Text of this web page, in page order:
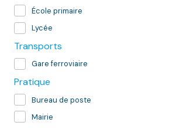
École primaire
Lycée
Transports
Gare ferroviaire
Pratique
Bureau de poste
Mairie